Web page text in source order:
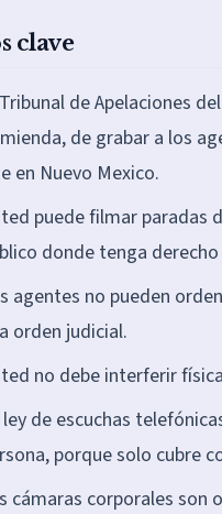
clave
de Apelaciones
de grabar a los
en Nuevo Mexico.
puede filmar paradas
donde tenga
agentes no pueden
orden judicial.
no debe interferir
ley de escuchas
porque solo cubre
cámaras corporales son